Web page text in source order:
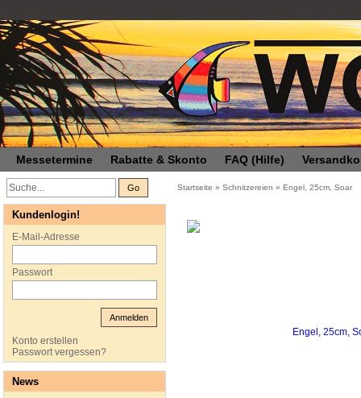
Messetermine Rabatte & Skonto FAQ (Hilfe)
Go Startseite » Schnitzereien » Engel, 25cm, Soar
Kundenlogin!
E-Mail-Adresse
Passwort
Anmelden
Konto erstellen
Passwort vergessen?
News